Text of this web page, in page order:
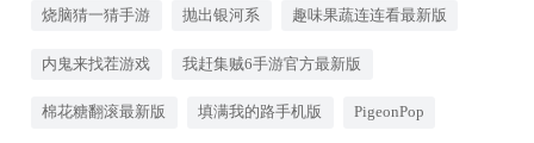
不容易，是打发时间、放松心情的
的体验。
烧脑猜一猜手游 抛出银河系 趣味果蔬连连看最新版
内鬼来找茬游戏 我赶集贼6手游官方最新版
棉花糖翻滚最新版 填满我的路手机版 PigeonPop